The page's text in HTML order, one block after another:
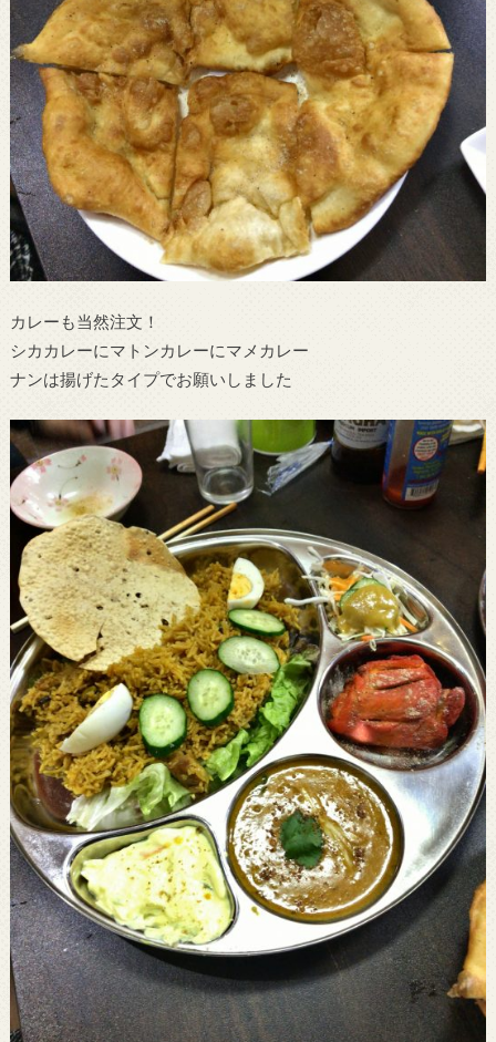
カレーも当然注文！
シカカレーにマトンカレーにマメカレー
ナンは揚げたタイプでお願いしました